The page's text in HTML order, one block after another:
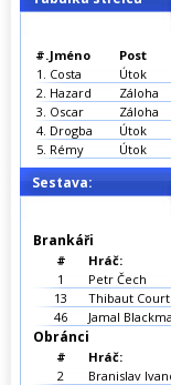
#.Jméno Post
1. Costa Útok
2. Hazard Záloha
3. Oscar Záloha
4. Drogba Útok
5. Rémy Útok
Sestava:
Brankáři
#
Hráč:
1
Petr Čech
13
Thibaut
46
Jamal
Obránci
#
Hráč:
2
Branislav